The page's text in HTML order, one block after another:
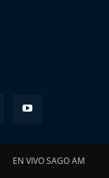
EN VIVO SAGO AM